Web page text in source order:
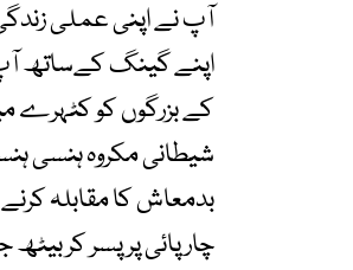
آپ نے اپنی عملی
اپنے گینگ کےساتھ آپ
کے بزرگوں کو کٹہرے
شیطانی مکروہ ہنسی
بدمعاش کا مقابلہ
چارپائی پر پسر کر بیٹھ